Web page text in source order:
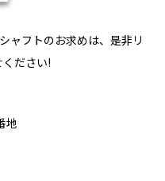
ャフトのお求めは、是非リ
ださい!
地